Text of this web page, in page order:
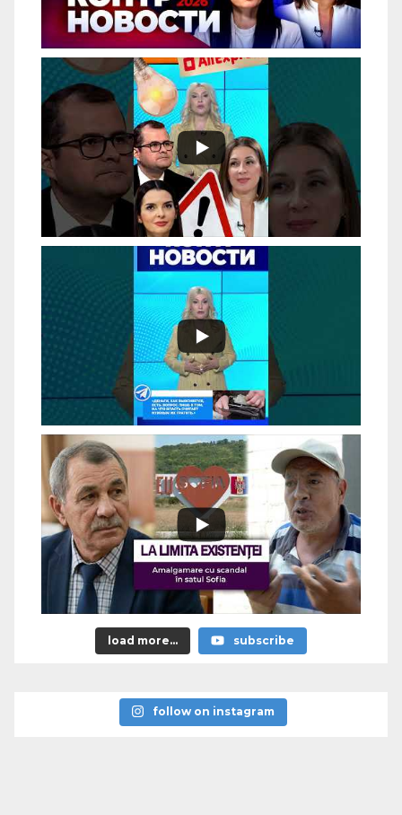
load more... subscribe
follow on instagram